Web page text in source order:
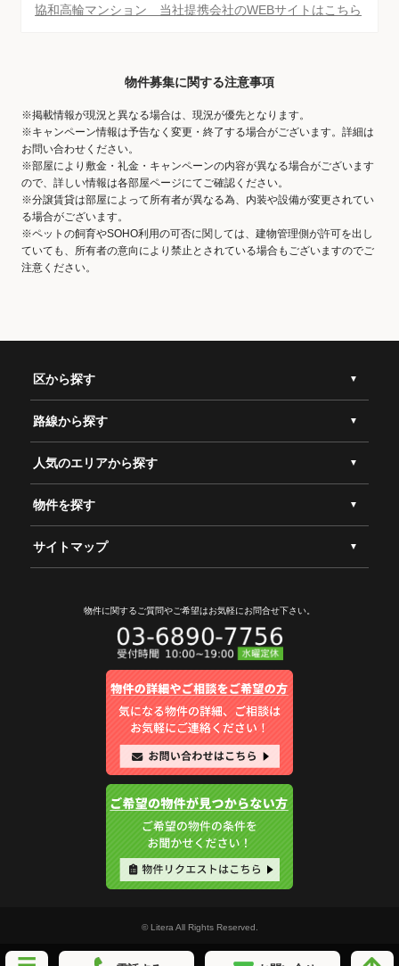
協和高輪マンション 当社提携会社のWEBサイトはこちら
物件募集に関する注意事項
※掲載情報が現況と異なる場合は、現況が優先となります。
※キャンペーン情報は予告なく変更・終了する場合がございます。詳細は
お問い合わせください。
※部屋により敷金・礼金・キャンペーンの内容が異なる場合がございます
ので、詳しい情報は各部屋ページにてご確認ください。
※分譲賃貸は部屋によって所有者が異なる為、内装や設備が変更されてい
る場合がございます。
※ペットの飼育やSOHO利用の可否に関しては、建物管理側が許可を出し
ていても、所有者の意向により禁止とされている場合もございますのでご
注意ください。
区から探す
路線から探す
人気のエリアから探す
物件を探す
サイトマップ
物件に関するご質問やご希望はお気軽にお問合せ下さい。
© Litera All Rights Reserved.